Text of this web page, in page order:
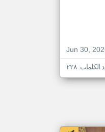
Jun 30,
الكلمات: ٢٢٨